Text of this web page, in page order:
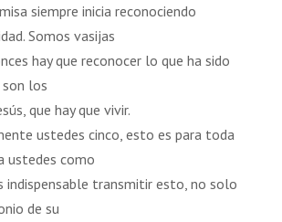
siempre inicia reconociendo
Somos vasijas
hay que reconocer lo que ha sido
los
que hay que vivir.
ustedes cinco, esto es para toda
ustedes como
indispensable transmitir esto, no solo
de su